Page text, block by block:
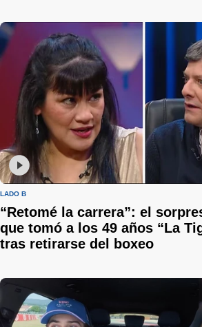
LADO B
“Retomé la carrera”: el
que tomó a los 49 años “La
tras retirarse del boxeo